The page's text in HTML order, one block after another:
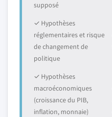
supposé
✓ Hypothèses
réglementaires et risque
de changement de
politique
✓ Hypothèses
macroéconomiques
(croissance du PIB,
inflation, monnaie)